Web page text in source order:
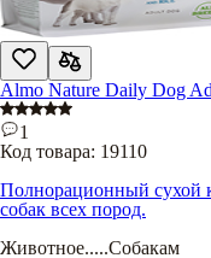
Almo Nature Daily Dog
1
Код товара: 19110
Полнорационный сухой
собак всех пород.
Животное.....Собакам